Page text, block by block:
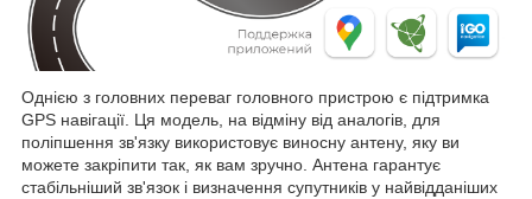
Однією з головних переваг головного пристрою є підтримка
GPS навігації. Ця модель, на відміну від аналогів, для
поліпшення зв'язку використовує виносну антену, яку ви
можете закріпити так, як вам зручно. Антена гарантує
стабільніший зв'язок і визначення супутників у найвідданіших